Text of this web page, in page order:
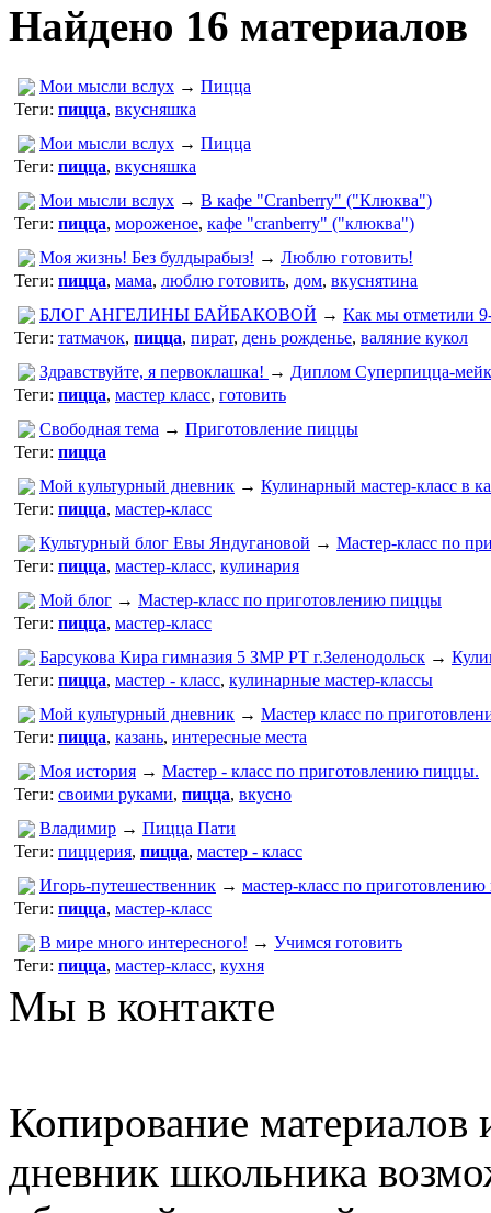
Найдено 16 материалов
Мои мысли вслух → Пицца
Теги: пицца, вкусняшка
Мои мысли вслух → Пицца
Теги: пицца, вкусняшка
Мои мысли вслух → В кафе "Cranberry" ("Клюква")
Теги: пицца, мороженое, кафе "cranberry" ("клюква")
Моя жизнь! Без булдырабыз! → Люблю готовить!
Теги: пицца, мама, люблю готовить, дом, вкуснятина
БЛОГ АНГЕЛИНЫ БАЙБАКОВОЙ → Как мы отметили
Теги: татмачок, пицца, пират, день рожденье, валяние кукол
Здравствуйте, я первоклашка! → Диплом Суперпицца-
Теги: пицца, мастер класс, готовить
Свободная тема → Приготовление пиццы
Теги: пицца
Мой культурный дневник → Кулинарный мастер-класс в
Теги: пицца, мастер-класс
Культурный блог Евы Яндугановой → Мастер-класс по
Теги: пицца, мастер-класс, кулинария
Мой блог → Мастер-класс по приготовлению пиццы
Теги: пицца, мастер-класс
Барсукова Кира гимназия 5 ЗМР РТ г.Зеленодольск →
Теги: пицца, мастер - класс, кулинарные мастер-классы
Мой культурный дневник → Мастер класс по
Теги: пицца, казань, интересные места
Моя история → Мастер - класс по приготовлению пиццы.
Теги: своими руками, пицца, вкусно
Владимир → Пицца Пати
Теги: пиццерия, пицца, мастер - класс
Игорь-путешественник → мастер-класс по
Теги: пицца, мастер-класс
В мире много интересного! → Учимся готовить
Теги: пицца, мастер-класс, кухня
Мы в контакте
Копирование материалов
дневник школьника